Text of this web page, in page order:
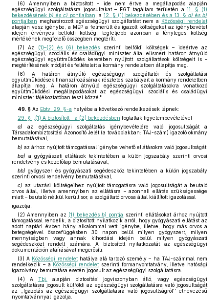
(6) Amennyiben a biztosított – ide nem értve a megállapodás alapján
egészségügyi szolgáltatásra jogosultakat – EGT tagállam területén a11. § (1)
bekezdésének b) és c) pontjaiban , a 12. § (1) bekezdésében és a 13. §a) és b)
pontjaiban meghatározott egészségügyi szolgáltatást nem a Közösségi rendelet
alapján vesz igénybe, a MEP a felmerült és igazolt költségeket az igénybevétel
idején érvényes belföldi költség, legfeljebb azonban a tényleges költség
mértékének megfelelő összegben megtéríti.
(7) Az
(1)–(2) és (6) bekezdés szerinti belföldi költségek – ideértve az
egészségügyi, szociális és családügyi miniszter által elismert határon átnyúló
egészségügyi együttműködés keretében nyújtott szolgáltatások költségeit is –
megtérítésének módját és feltételeit a kormány rendeletben állapítja meg.
(8) A határon átnyúló egészségügyi szolgáltatói és szolgáltatási
együttműködések finanszírozásának részletes szabályait a kormány rendeletben
állapítja meg. A határon átnyúló egészségügyi szolgáltatásokra vonatkozó
együttműködési megállapodásokat az egészségügyi, szociális és családügyi
miniszter tájékoztatóban teszi közzé.''
49. § Az Ebtv. 29. §-a helyébe a következő rendelkezések lépnek:
29. § ,,(1) A biztosított – a (2) bekezdésben foglaltak figyelembevételével –
a) az egészségügyi szolgáltatás igénybevételére való jogosultságát a
Társadalombiztosítási Azonosító Jelét (a továbbiakban: TAJ-szám) igazoló okmány
bemutatásával,
b) az árhoz nyújtott támogatással igénybe vehető ellátásokra való jogosultságát
ba) a gyógyászati ellátások tekintetében a külön jogszabály szerinti orvosi
rendelvény és kezelőlap bemutatásával,
bb) gyógyszer és gyógyászati segédeszköz tekintetében a külön jogszabály
szerinti orvosi rendelvény bemutatásával,
c) az utazási költségeihez nyújtott támogatásra való jogosultságát a beutaló
orvos által, illetve amennyiben az ellátásra – azonnali ellátás szükségessége
miatt – beutaló nélkül került sor, a szolgáltató orvosa által kiállított igazolással
igazolja.
(2) Amennyiben az (1) bekezdésb) pontja szerinti ellátásokat árhoz nyújtott
támogatással rendelik, a biztosított nyilatkozik arról, hogy gyógyászati ellátást az
adott naptári évben hány alkalommal vett igénybe, illetve, hogy más orvos a
betegségével összefüggésben 30 napon belül milyen gyógyszert, milyen
mennyiségben vagy annak kihordási idején belül milyen gyógyászati
segédeszközt rendelt számára. A biztosított nyilatkozatát az egészségügyi
dokumentáción aláírásával megerősíti.
(3) A Közösségi rendelethatálya alá tartozó személy – ha TAJ-számmal nem
rendelkezik – a Közösségi rendelet szerinti formanyomtatvány, illetve hatósági
igazolvány bemutatása esetén jogosult az egészségügyi szolgáltatásra.
(4) A Tbj.
alapján biztosítási jogviszonyban álló, vagy egészségügyi
szolgáltatásra jogosult külföldi az egészségügyi szolgáltatásra való jogosultságát
az ,,Igazolás az egészségügyi szolgáltatásra való jogosultságról'' elnevezésű
nyomtatvánnyal igazolja.